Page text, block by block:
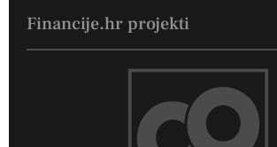
Financije.hr projekti